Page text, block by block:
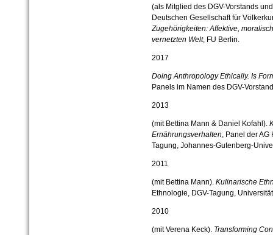
(als Mitglied des DGV-Vorstands
Deutschen Gesellschaft für
Zugehörigkeiten: Affektive,
vernetzten Welt, FU Berlin.
2017
Doing Anthropology Ethically. Is
Panels im Namen des DGV-
2013
(mit Bettina Mann & Daniel Kofahl).
Ernährungsverhalten, Panel der AG
Tagung, Johannes-Gutenberg-
2011
(mit Bettina Mann). Kulinarische
Ethnologie, DGV-Tagung,
2010
(mit Verena Keck). Transforming